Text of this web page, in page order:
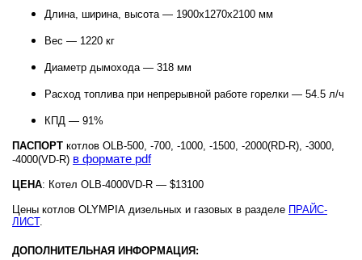
Длина, ширина, высота — 1900х1270х2100 мм
Вес — 1220 кг
Диаметр дымохода — 318 мм
Расход топлива при непрерывной работе горелки — 54.5 л/ч
КПД — 91%
ПАСПОРТ котлов OLB-500, -700, -1000, -1500, -2000(RD-R), -3000,
-4000(VD-R) в формате pdf
ЦЕНА: Котел OLB-4000VD-R — $13100
Цены котлов OLYMPIA дизельных и газовых в разделе ПРАЙС-
ЛИСТ.
ДОПОЛНИТЕЛЬНАЯ ИНФОРМАЦИЯ: